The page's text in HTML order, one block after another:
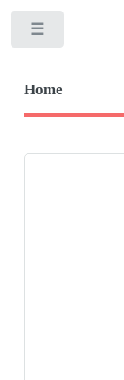
Home